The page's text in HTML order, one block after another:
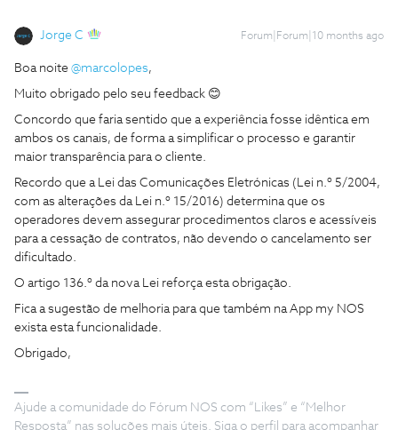
Jorge C Forum|Forum|10 months ago
Boa noite ​ @marcolopes,
Muito obrigado pelo seu feedback 😊
Concordo que faria sentido que a experiência fosse idêntica em
ambos os canais, de forma a simplificar o processo e garantir
maior transparência para o cliente.
Recordo que a Lei das Comunicações Eletrónicas (Lei n.º 5/2004,
com as alterações da Lei n.º 15/2016) determina que os
operadores devem assegurar procedimentos claros e acessíveis
para a cessação de contratos, não devendo o cancelamento ser
dificultado.
O artigo 136.º da nova Lei reforça esta obrigação.
Fica a sugestão de melhoria para que também na App my NOS
exista esta funcionalidade.
Obrigado,
Ajude a comunidade do Fórum NOS com “Likes” e “Melhor
Resposta” nas soluções mais úteis. Siga o perfil para acompanhar